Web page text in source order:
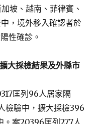
坡、越南、菲律賓、
，境外移入確認者於
性確診。
擴大採檢結果及外縣市
匡列96人居家隔
檢驗中，擴大採檢396
。案20396匡列277人